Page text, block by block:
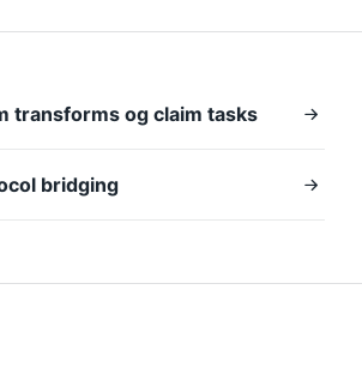
transforms og claim tasks
bridging